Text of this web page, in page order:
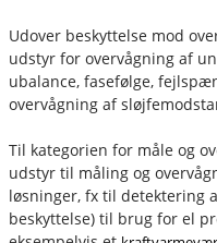
Udover beskyttelse mod
udstyr for overvågning af
ubalance, fasefølge,
overvågning af
Til kategorien for måle og
udstyr til måling og
løsninger, fx til detektering
beskyttelse) til brug for el